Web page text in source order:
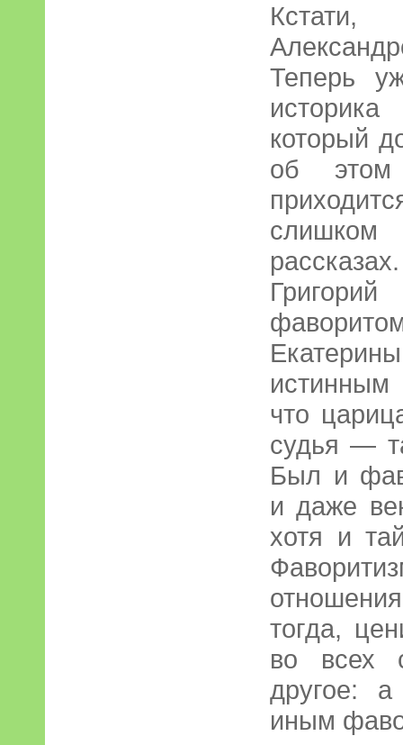
Теперь
который
об этом
слишком
что
судья —
Был и
и даже
хотя и
тогда,
во всех
другое:
иным